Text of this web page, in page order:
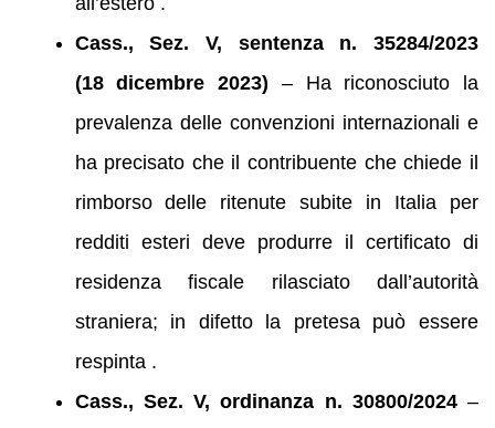
Cass., Sez. V, sentenza n. 35284/2023
(18 dicembre 2023) – Ha riconosciuto la
prevalenza delle convenzioni internazionali e
ha precisato che il contribuente che chiede il
rimborso delle ritenute subite in Italia per
redditi esteri deve produrre il certificato di
residenza fiscale rilasciato dall’autorità
straniera; in difetto la pretesa può essere
respinta .
Cass., Sez. V, ordinanza n. 30800/2024–